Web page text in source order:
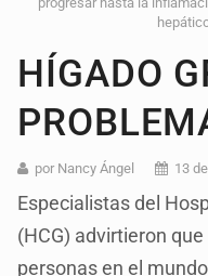
HÍGADO
por Nancy Ángel 13
Especialistas del
(HCG) advirtieron
personas en el